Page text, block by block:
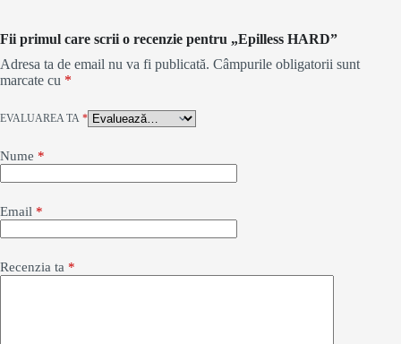
Fii primul care scrii o recenzie pentru „Epilless HARD”
Adresa ta de email nu va fi publicată. Câmpurile obligatorii sunt
marcate cu *
EVALUAREA TA *
Nume *
Email *
Recenzia ta *